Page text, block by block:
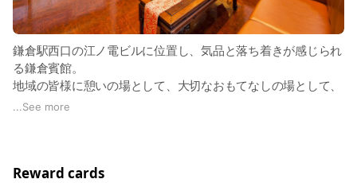
鎌倉駅西口の江ノ電ビルに位置し、気品と落ち着きが感じられ
る鎌倉賓館。
地域の皆様に憩いの場として、大切なおもてなしの場として、
長年ご愛顧いただいております。
...See more
Reward cards